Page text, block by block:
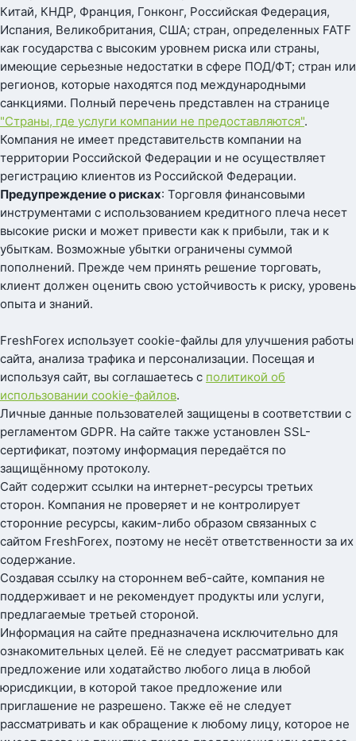
Китай, КНДР, Франция, Гонконг, Российская Федерация,
Испания, Великобритания, США; стран, определенных FATF
как государства с высоким уровнем риска или страны,
имеющие серьезные недостатки в сфере ПОД/ФТ; стран или
регионов, которые находятся под международными
санкциями. Полный перечень представлен на странице
"Страны, где услуги компании не предоставляются".
Компания не имеет представительств компании на
территории Российской Федерации и не осуществляет
регистрацию клиентов из Российской Федерации.
Предупреждение о рисках: Торговля финансовыми
инструментами с использованием кредитного плеча несет
высокие риски и может привести как к прибыли, так и к
убыткам. Возможные убытки ограничены суммой
пополнений. Прежде чем принять решение торговать,
клиент должен оценить свою устойчивость к риску, уровень
опыта и знаний.
FreshForex использует cookie-файлы для улучшения работы
сайта, анализа трафика и персонализации. Посещая и
используя сайт, вы соглашаетесь с политикой об
использовании cookie-файлов.
Личные данные пользователей защищены в соответствии с
регламентом GDPR. На сайте также установлен SSL-
сертификат, поэтому информация передаётся по
защищённому протоколу.
Сайт содержит ссылки на интернет-ресурсы третьих
сторон. Компания не проверяет и не контролирует
сторонние ресурсы, каким-либо образом связанных с
сайтом FreshForex, поэтому не несёт ответственности за их
содержание.
Создавая ссылку на стороннем веб-сайте, компания не
поддерживает и не рекомендует продукты или услуги,
предлагаемые третьей стороной.
Информация на сайте предназначена исключительно для
ознакомительных целей. Её не следует рассматривать как
предложение или ходатайство любого лица в любой
юрисдикции, в которой такое предложение или
приглашение не разрешено. Также её не следует
рассматривать и как обращение к любому лицу, которое не